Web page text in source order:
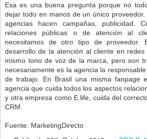
Esa es una buena pregunta porque no
dejar todo en manos de un único
agencias hacen campañas, publicidad.
relaciones públicas o de atención al
necesitamos de otro tipo de proveedor.
desarrollo de la atención al cliente en
mismo tono de voz de la marca, pero son
necesariamente es la agencia la
de trabajo. En Brasil una misma fanpage
agencia que cuida todos los aspectos
y otra empresa como E.life, cuida del
CRM.
Fuente: MarketingDirecto